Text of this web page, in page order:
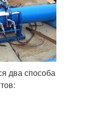
два способа